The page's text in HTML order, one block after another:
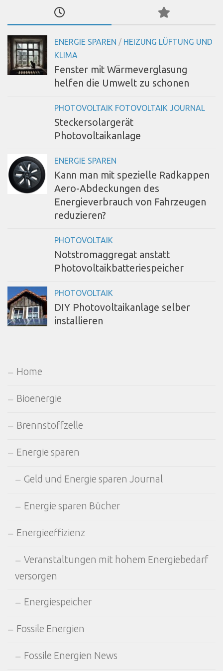
ENERGIE SPAREN / HEIZUNG LÜFTUNG UND
KLIMA
Fenster mit Wärmeverglasung
helfen die Umwelt zu schonen
PHOTOVOLTAIK FOTOVOLTAIK JOURNAL
Steckersolargerät
Photovoltaikanlage
ENERGIE SPAREN
Kann man mit spezielle Radkappen
Aero-Abdeckungen des
Energieverbrauch von Fahrzeugen
reduzieren?
PHOTOVOLTAIK
Notstromaggregat anstatt
Photovoltaikbatteriespeicher
PHOTOVOLTAIK
DIY Photovoltaikanlage selber
installieren
Home
Bioenergie
Brennstoffzelle
Energie sparen
Geld und Energie sparen Journal
Energie sparen Bücher
Energieeffizienz
Veranstaltungen mit hohem Energiebedarf
versorgen
Energiespeicher
Fossile Energien
Fossile Energien News